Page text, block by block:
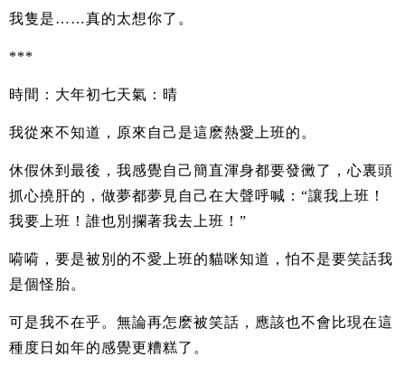
我隻是……真的太想你了。
***
時間：大年初七天氣：晴
我從來不知道，原來自己是這麽熱愛上班的。
休假休到最後，我感覺自己簡直渾身都要發黴了，心裏頭
抓心撓肝的，做夢都夢見自己在大聲呼喊：“讓我上班！
我要上班！誰也別攔著我去上班！”
嗬嗬，要是被別的不愛上班的貓咪知道，怕不是要笑話我
是個怪胎。
可是我不在乎。無論再怎麽被笑話，應該也不會比現在這
種度日如年的感覺更糟糕了。